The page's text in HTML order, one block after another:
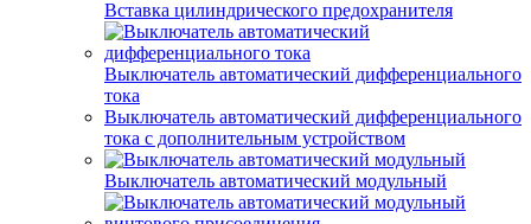
Вставка цилиндрического предохранителя
Выключатель автоматический дифференциального
тока
Выключатель автоматический дифференциального
тока с дополнительным устройством
Выключатель автоматический модульный